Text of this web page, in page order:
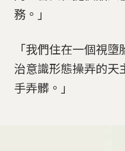
務。」
「我們住在一個視
治意識形態操弄的天
手弄髒。」